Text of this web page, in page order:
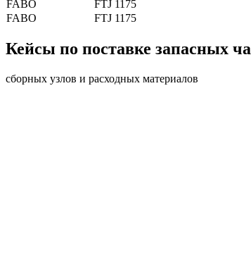
FABO
FTJ 1175
FABO
FTJ 1175
Кейсы по поставке запасных
сборных узлов и расходных материалов